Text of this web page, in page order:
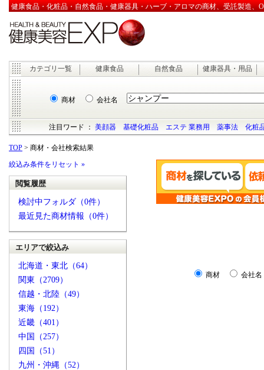
健康食品・化粧品・自然食品・健康器具・ハーブ・アロマの商材、受託製造、
カテゴリ一覧 健康食品 自然食品 健康器具・用品
商材 会社名
注目ワード ：美顔器 基礎化粧品 エステ 業務用 薬事法 化粧
TOP > 商材・会社検索結果
絞込み条件をリセット »
閲覧履歴
検討中フォルダ（0件）
最近見た商材情報（0件）
エリアで絞込み
北海道・東北（64）
関東（2709）
信越・北陸（49）
東海（192）
近畿（401）
中国（257）
四国（51）
九州・沖縄（52）
商材 会社名